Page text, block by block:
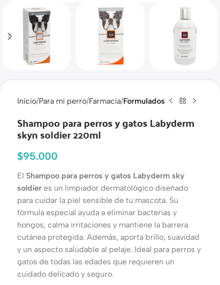
Inicio Para mi perro Farmacia Formulados
Shampoo para perros y gatos Labyderm
skyn soldier 220ml
$95.000
El Shampoo para perros y gatos Labyderm sky
soldier es un limpiador dermatológico diseñado
para cuidar la piel sensible de tu mascota. Su
fórmula especial ayuda a eliminar bacterias y
hongos, calma irritaciones y mantiene la barrera
cutánea protegida. Además, aporta brillo, suavidad
y un aspecto saludable al pelaje. Ideal para perros y
gatos de todas las edades que requieren un
cuidado delicado y seguro.